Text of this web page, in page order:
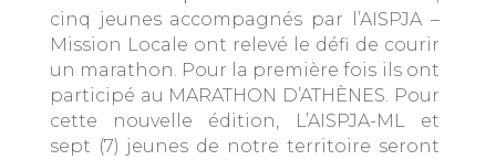
cinq jeunes accompagnés par l’AISPJA –
Mission Locale ont relevé le défi de courir
un marathon. Pour la première fois ils ont
participé au MARATHON D’ATHÈNES. Pour
cette nouvelle édition, L’AISPJA-ML et
sept (7) jeunes de notre territoire seront